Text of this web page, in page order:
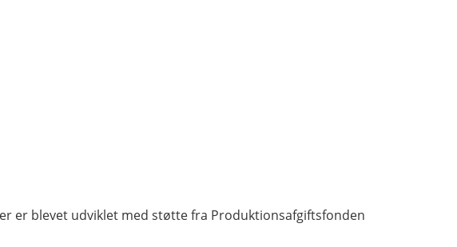
er blevet udviklet med støtte fra Produktionsafgiftsfonden